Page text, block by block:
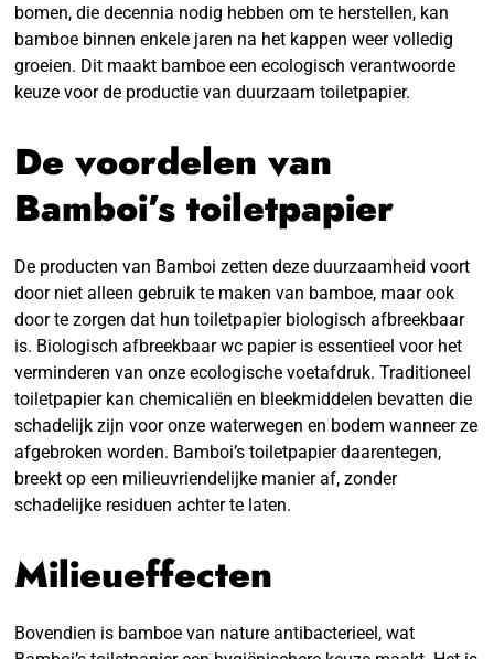
bomen, die decennia nodig hebben om te herstellen, kan
bamboe binnen enkele jaren na het kappen weer volledig
groeien. Dit maakt bamboe een ecologisch verantwoorde
keuze voor de productie van duurzaam toiletpapier.
De voordelen van
Bamboi’s toiletpapier
De producten van Bamboi zetten deze duurzaamheid voort
door niet alleen gebruik te maken van bamboe, maar ook
door te zorgen dat hun toiletpapier biologisch afbreekbaar
is. Biologisch afbreekbaar wc papier is essentieel voor het
verminderen van onze ecologische voetafdruk. Traditioneel
toiletpapier kan chemicaliën en bleekmiddelen bevatten die
schadelijk zijn voor onze waterwegen en bodem wanneer ze
afgebroken worden. Bamboi’s toiletpapier daarentegen,
breekt op een milieuvriendelijke manier af, zonder
schadelijke residuen achter te laten.
Milieueffecten
Bovendien is bamboe van nature antibacterieel, wat